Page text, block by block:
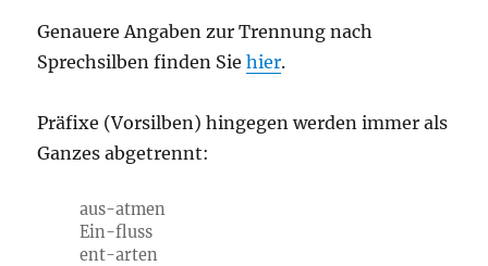
Genauere Angaben zur Trennung nach
Sprechsilben finden Siehier.
Präfixe (Vorsilben) hingegen werden immer als
Ganzes abgetrennt:
aus-atmen
Ein-fluss
ent-arten